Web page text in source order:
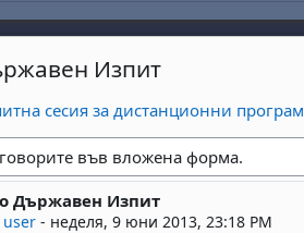
Изпит
сесия за дистанционни
Държавен Изпит
user - неделя, 9 юни 2013, 23:18 PM
2